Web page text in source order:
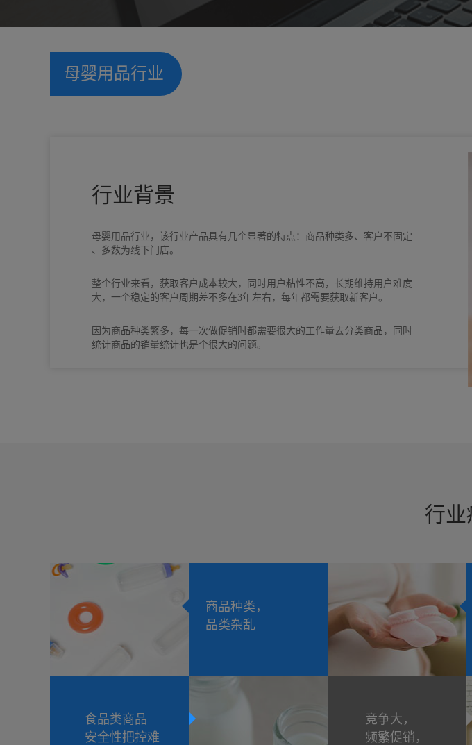
母婴用品行业
行业背景
母婴用品行业，该行业产品具有几个显著的特点：商品种类多、客户不固定
、多数为线下门店。
整个行业来看，获取客户成本较大，同时用户粘性不高，长期维持用户难度
大，一个稳定的客户周期差不多在3年左右，每年都需要获取新客户。
因为商品种类繁多，每一次做促销时都需要很大的工作量去分类商品，同时
统计商品的销量统计也是个很大的问题。
行
商品种类，
品类杂乱
食品类商品
安全性把控难
竞争大，
频繁促销，